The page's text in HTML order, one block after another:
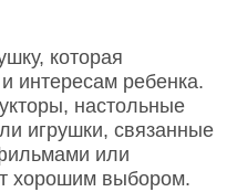
которая
и интересам ребенка.
настольные
игрушки, связанные
или
хорошим выбором.